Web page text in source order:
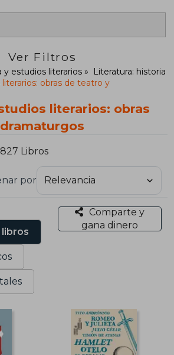
Ver Filtros
y estudios literarios
Literatura: historia
literarios: obras de teatro y
literarios: obras
Libros
por
libros
Comparte y
gana dinero